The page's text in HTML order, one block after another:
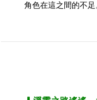
角色在這之間的不足